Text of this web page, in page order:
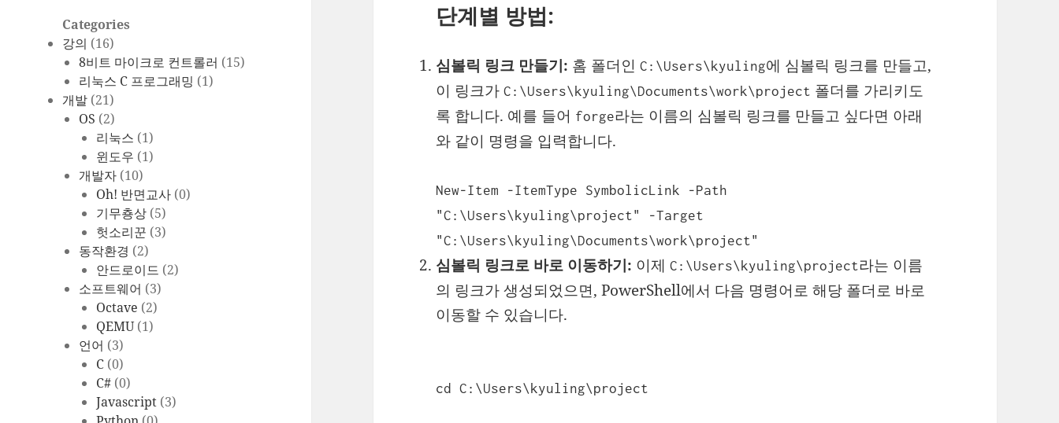
Categories
강의 (16)
8비트 마이크로 컨트롤러 (15)
리눅스 C 프로그래밍 (1)
개발 (21)
OS (2)
리눅스 (1)
윈도우 (1)
개발자 (10)
Oh! 반면교사(0)
기무춍상(5)
헛소리꾼 (3)
동작환경 (2)
안드로이드 (2)
소프트웨어 (3)
Octave (2)
QEMU(1)
언어 (3)
C(0)
C#(0)
Javascript(3)
단계별 방법:
심볼릭 링크 만들기: 홈 폴더인C:\Users\kyuling에 심볼릭 링크를 만들고,
이 링크가C:\Users\kyuling\Documents\work\project 폴더를 가리키도
록 합니다. 예를 들어 forge라는 이름의 심볼릭 링크를 만들고 싶다면 아래
와 같이 명령을 입력합니다.
New-Item -ItemType SymbolicLink -Path
"C:\Users\kyuling\project" -Target
"C:\Users\kyuling\Documents\work\project"
심볼릭 링크로 바로 이동하기: 이제C:\Users\kyuling\project라는 이름
의 링크가 생성되었으면, PowerShell에서 다음 명령어로 해당 폴더로 바로
이동할 수 있습니다.
cd C:\Users\kyuling\project